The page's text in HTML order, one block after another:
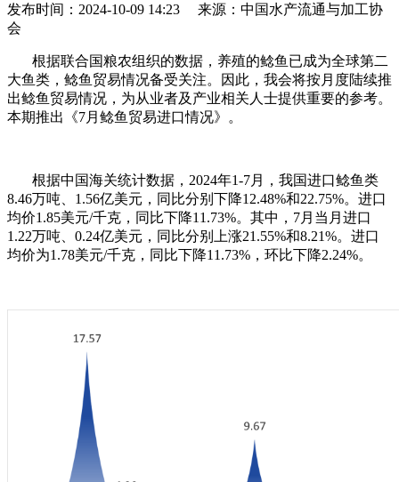
发布时间：2024-10-09 14:23 来源：中国水产流通与加工协
会
根据联合国粮农组织的数据，养殖的鲶鱼已成为全球第二
大鱼类，鲶鱼贸易情况备受关注。因此，我会将按月度陆续推
出鲶鱼贸易情况，为从业者及产业相关人士提供重要的参考。
本期推出《7月鲶鱼贸易进口情况》。
根据中国海关统计数据，2024年1-7月，我国进口鲶鱼类
8.46万吨、1.56亿美元，同比分别下降12.48%和22.75%。进口
均价1.85美元/千克，同比下降11.73%。其中，7月当月进口
1.22万吨、0.24亿美元，同比分别上涨21.55%和8.21%。进口
均价为1.78美元/千克，同比下降11.73%，环比下降2.24%。